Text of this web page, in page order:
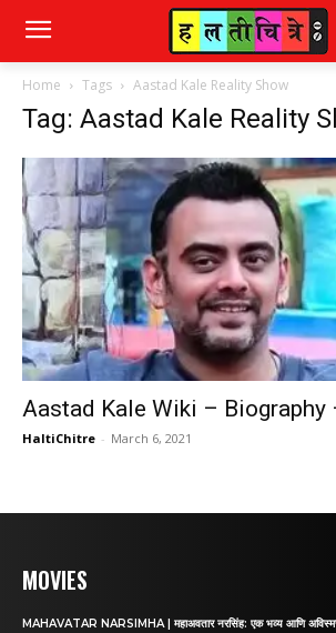
Home Tags Aastad Kale Reality Show
Tag: Aastad Kale Reality
Aastad Kale Wiki – Biography
HaltiChitre - March 6, 2021
MOVIES
MAHAVATAR NARSIMHA | महाअवतार नरसिंह: एक भव्य आणि